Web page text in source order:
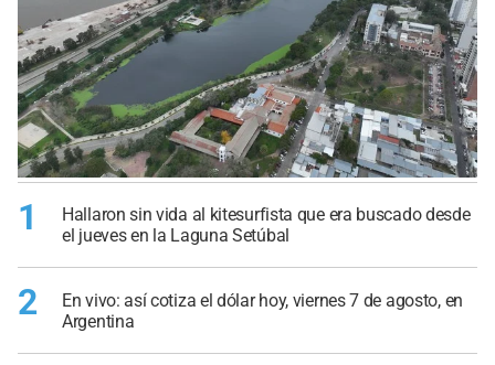
1
Hallaron sin vida al kitesurfista que era buscado desde
el jueves en la Laguna Setúbal
2
En vivo: así cotiza el dólar hoy, viernes 7 de agosto, en
Argentina